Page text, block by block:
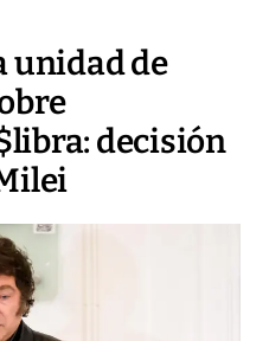
unidad de
decisión